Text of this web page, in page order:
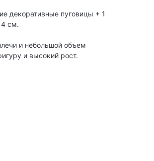
декоративные пуговицы + 1
см.
и небольшой объем
и высокий рост.